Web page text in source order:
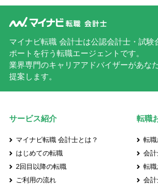
マイナビ転職 会計士は公認会計士・試験
ポートを行う転職エージェントです。
業界専門のキャリアアドバイザーがあな
提案します。
サービス紹介
マイナビ転職 会計士とは？
はじめての転職
2回目以降の転職
ご利用の流れ
転職
転職
会計
転職
会計